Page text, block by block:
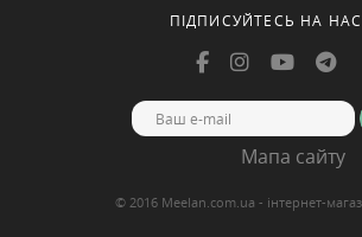
ПІДПИСУЙТЕСЬ НА НАС
Мапа сайту
© 2016 Meelan.com.ua - інтернет-